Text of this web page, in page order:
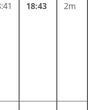
18:43 2m